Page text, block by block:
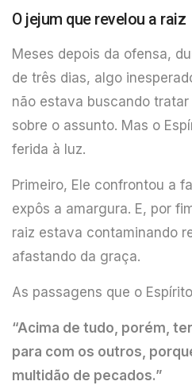
O jejum que revelou a raiz
Meses depois da ofensa,
de três dias, algo
não estava buscando
sobre o assunto. Mas o
ferida à luz.
Primeiro, Ele confrontou a
expôs a amargura. E, por
raiz estava contaminando
afastando da graça.
As passagens que o
“Acima de tudo, porém,
para com os outros,
multidão de pecados.”